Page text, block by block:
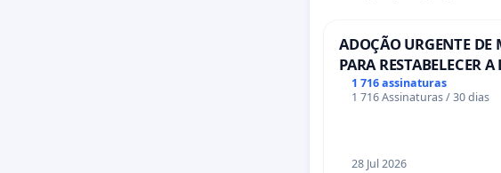
ADOÇÃO URGENTE DE
PARA RESTABELECER
PONTE RS-129
1 716 assinaturas
1 716 Assinaturas / 30 dias
28 Jul 2026